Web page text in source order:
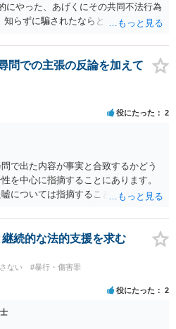
にやった、あげくにその共同不法行為
らずに騙されたならともか
問での主張の反論を加えて
役にたった 2
で出た内容が事実と合致するかどう
を中心に指摘することにあります。
については指摘することが大切で
必要です。 これらの点について最終
裁判所の理解も深まると思います
された金額からさらに判決金額が増
依る点が大きいので、何ともいえま
続的な法的支援を求む
ない
#暴行・傷害罪
役にたった 2